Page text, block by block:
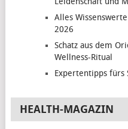
Alles
2026
Schatz aus dem
Wellness-Ritual
Expertentipps fürs
HEALTH-MAGAZIN